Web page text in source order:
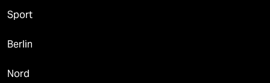
Sport
Berlin
Nord